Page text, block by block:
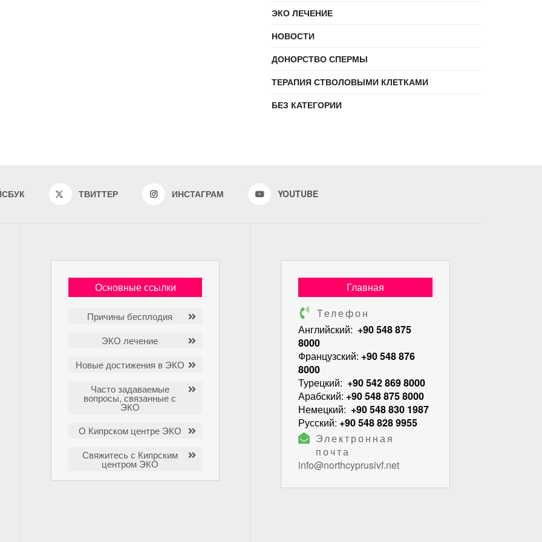
ЭКО ЛЕЧЕНИЕ
НОВОСТИ
ДОНОРСТВО СПЕРМЫ
ТЕРАПИЯ СТВОЛОВЫМИ КЛЕТКАМИ
БЕЗ КАТЕГОРИИ
ТВИТТЕР ИНСТАГРАМ YOUTUBE
Основные ссылки
Причины бесплодия
ЭКО лечение
Новые достижения в ЭКО
Часто задаваемые
вопросы, связанные с
ЭКО
О Кипрском центре ЭКО
Свяжитесь с Кипрским
центром ЭКО
Главная
Телефон
Английский: +90 548 875
8000
Французский: +90 548 876
8000
Турецкий: +90 542 869 8000
Арабский: +90 548 875 8000
Немецкий: +90 548 830 1987
Русский: +90 548 828 9955
Электронная
почта
info@northcyprusivf.net